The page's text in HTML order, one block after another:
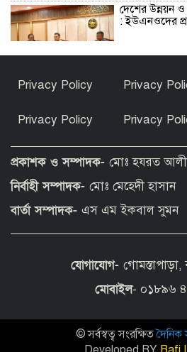
দেশের উন্নয়ন
: ইউএনওদের
ফারিয়া
পথে বিশ্বকাপ
তেঁতুলিয়ায় ১৬
আদালতের রায়ে
জ্বালানি তেল
সুযোগ নেই, বলল
পীরগঞ্জে
অনিয়মের
Privacy Policy Privacy
Privacy Policy Privacy
প্রকাশক ও সম্পাদক- মোঃ হযরত আলী
নির্বাহী সম্পাদক- মোঃ মেহেদী হাসান
বার্তা সম্পাদক- এস এম ইকবাল সুমন
যোগাযোগ-
মোবাইল- ০১৮৯৬
© সর্বস্বত্ব সংরক্ষিতদৈনিক